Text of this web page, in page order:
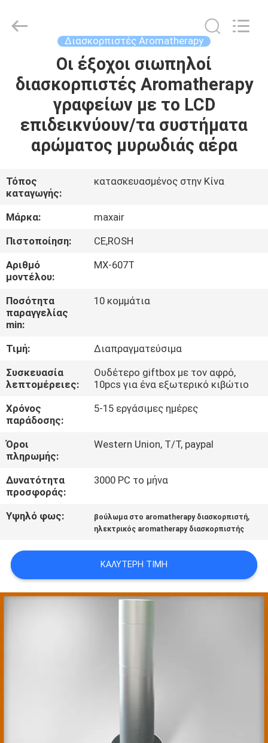
ΠΡΟΪΌΝΤΑ
ΠΕΡΊΠΟΥ
ΕΜΕΊΣ
ΓΎΡΟΣ
ΕΡΓΟΣΤΑΣΊΩΝ
ΠΟΙΟΤΙΚΌΣ
ΈΛΕΓΧΟΣ
ΜΑΣ
ΣΕ
ΕΠΑΦΉ
ΈΝΑ
ΑΠΌΣΠΑΣΜΑ
SHOPPING
SITEMAP
Διασκορπιστές Aromatherapy
Οι έξοχοι σιωπηλοί
διασκορπιστές Aromatherapy
γραφείων με το LCD
επιδεικνύουν/τα συστήματα
αρώματος μυρωδιάς αέρα
Τόπος
καταγωγής:
κατασκευασμένος στην Κίνα
Μάρκα:
maxair
Πιστοποίηση:
CE,ROSH
Αριθμό
μοντέλου:
MX-607T
Ποσότητα
παραγγελίας
min:
10 κομμάτια
Τιμή:
Διαπραγματεύσιμα
Συσκευασία
λεπτομέρειες:
Ουδέτερο giftbox με τον αφρό,
10pcs για ένα εξωτερικό κιβώτιο
Χρόνος
παράδοσης:
5-15 εργάσιμες ημέρες
Όροι
πληρωμής:
Western Union, T/T, paypal
Δυνατότητα
προσφοράς:
3000 PC το μήνα
Υψηλό φως: βούλωμα στο aromatherapy διασκορπιστή,
ηλεκτρικός aromatherapy διασκορπιστής
ΚΑΛΎΤΕΡΗ ΤΙΜΉ